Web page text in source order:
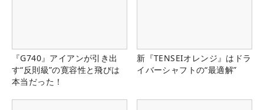
『G740』アイアンが引き出
す“反則級”の寛容性と飛びは
本当だった！
新『TENSEIオレンジ』はドラ
イバーシャフトの“最適解”